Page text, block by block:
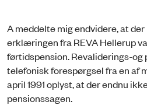
A meddelte mig endvidere, at der
erklæringen fra REVA Hellerup
førtidspension. Revaliderings-
telefonisk forespørgsel fra en af
april 1991 oplyst, at der endnu
pensionssagen.